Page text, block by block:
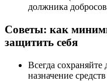
должника
Советы: как
защитить себя
Всегда
назначение